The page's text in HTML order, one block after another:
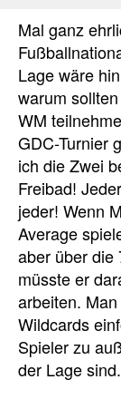
Mal ganz
Lage wäre
warum
WM
GDC-Turnier
ich die Zwei
Freibad!
jeder! Wenn
Average
aber über die
müsste er
arbeiten.
Wildcards
Spieler zu
der Lage sind.